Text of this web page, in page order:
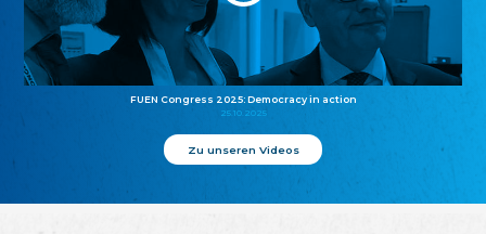
FUEN Congress 2025: Democracy in action
25.10.2025
Zu unseren Videos